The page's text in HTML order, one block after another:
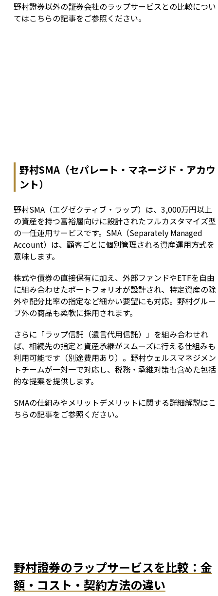
野村證券以外の証券会社のラップサービスとの比較につい
てはこちらの記事をご参照ください。
野村SMA（セパレート・マネージド・アカウ
ント）
野村SMA（エグゼクティブ・ラップ）は、3,000万円以上
の資産を持つ富裕層向けに設計されたフルカスタマイズ型
の一任運用サービスです。SMA（Separately Managed
Account）は、顧客ごとに個別管理される資産運用方式を
意味します。
株式や債券の直接保有に加え、外部ファンドやETFを自由
に組み合わせたポートフォリオが設計され、特定資産の除
外や配分比率の指定など細かい要望にも対応。野村グルー
プ外の商品も柔軟に採用されます。
さらに「ラップ信託（遺言代用信託）」を組み合わせれ
ば、相続先の指定と資産承継がスムーズに行える仕組みも
利用可能です（別途費用あり）。野村ウェルスマネジメン
トチームが一対一で対応し、税務・承継対策も含めた包括
的な提案を提供します。
SMAの仕組みやメリットデメリットに関する詳細解説はこ
ちらの記事をご参照ください。
野村證券のラップサービスを比較：金
額・コスト・契約方法の違い